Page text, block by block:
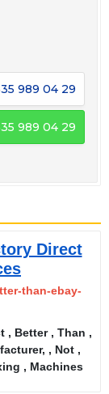
989 04 29
989 04 29
Direct
than-ebay-
, Better , Than ,
, Not ,
, Machines